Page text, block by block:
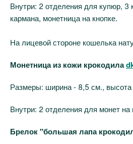
Внутри: 2 отделения для купюр, 3
кармана, монетница на кнопке.
На лицевой стороне кошелька
Монетница из кожи крокодила
Размеры: ширина - 8,5 см.,
Внутри: 2 отделения для монет
Брелок "большая лапа